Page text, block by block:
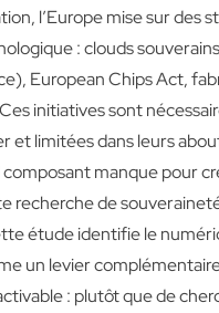
l’Europe mise sur des
: clouds
European Chips Act,
initiatives sont
et limitées dans leurs
composant manque pour
recherche de
étude identifie le
un levier
: plutôt que de